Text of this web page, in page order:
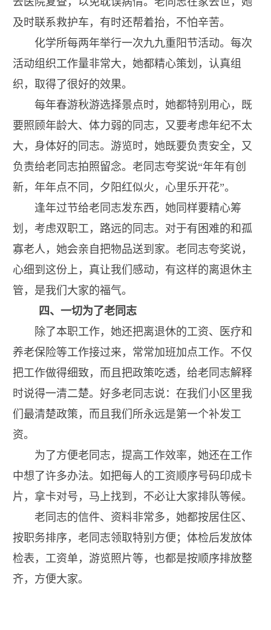
及时联系救护车，有时还帮着抬，不怕辛苦。
化学所每两年举行一次九九重阳节活动。每次
活动组织工作量非常大，她都精心策划，认真组
织，取得了很好的效果。
每年春游秋游选择景点时，她都特别用心，既
要照顾年龄大、体力弱的同志，又要考虑年纪不太
大，身体好的同志。游览时，她既要负责安全，又
负责给老同志拍照留念。老同志夸奖说“年年有创
新，年年点不同，夕阳红似火，心里乐开花”。
逢年过节给老同志发东西，她同样要精心筹
划，考虑双职工，路远的同志。对于有困难的和孤
寡老人，她会亲自把物品送到家。老同志夸奖说，
心细到这份上，真让我们感动，有这样的离退休主
管，是我们大家的福气。
四、一切为了老同志
除了本职工作，她还把离退休的工资、医疗和
养老保险等工作接过来，常常加班加点工作。不仅
把工作做得细致，而且把政策吃透，给老同志解释
时说得一清二楚。好多老同志说：在我们小区里我
们最清楚政策，而且我们所永远是第一个补发工
资。
为了方便老同志，提高工作效率，她还在工作
中想了许多办法。如把每人的工资顺序号码印成卡
片，拿卡对号，马上找到，不必让大家排队等候。
老同志的信件、资料非常多，她都按居住区、
按职务排序，老同志领取特别方便；体检后发放体
检表，工资单，游览照片等，也都是按顺序排放整
齐，方便大家。